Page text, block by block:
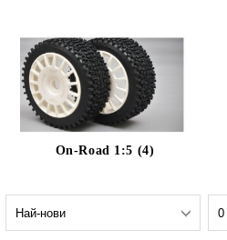
On-Road 1:5 (4)